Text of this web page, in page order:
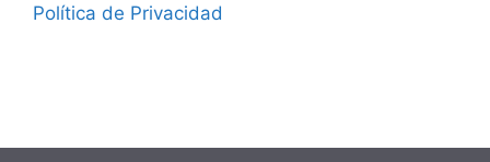
Política de Privacidad